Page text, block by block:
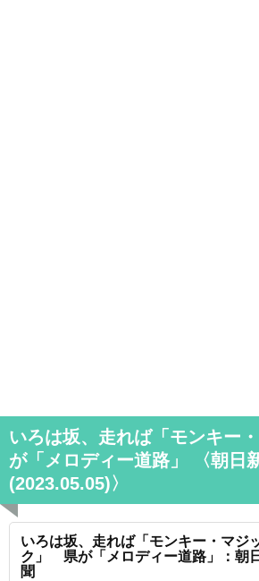
いろは坂、走れば「モンキー
が「メロディー道路」 〈朝日
(2023.05.05)〉
いろは坂、走れば「モンキー・マジ
ク」 県が「メロディー道路」：朝
聞